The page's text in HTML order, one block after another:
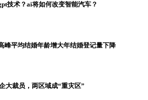
技术？ai将如何改变智能汽车？
峰平均结婚年龄增大年结婚登记量下降
大裁员，两区域成“重灾区”